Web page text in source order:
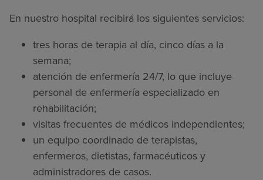
En nuestro hospital recibirá los siguientes servicios:
tres horas de terapia al día, cinco días a la
semana;
atención de enfermería 24/7, lo que incluye
personal de enfermería especializado en
rehabilitación;
visitas frecuentes de médicos independientes;
un equipo coordinado de terapistas,
enfermeros, dietistas, farmacéuticos y
administradores de casos.